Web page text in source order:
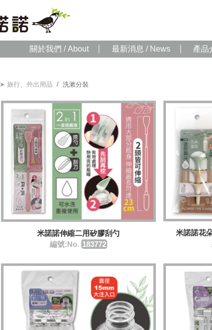
關於我們 / About 最新消息 / News 產品
➤ 旅行、外出用品 / 洗漱分裝
米諾諾伸縮二用矽膠刮勺
編號:No. 183772
米諾諾花